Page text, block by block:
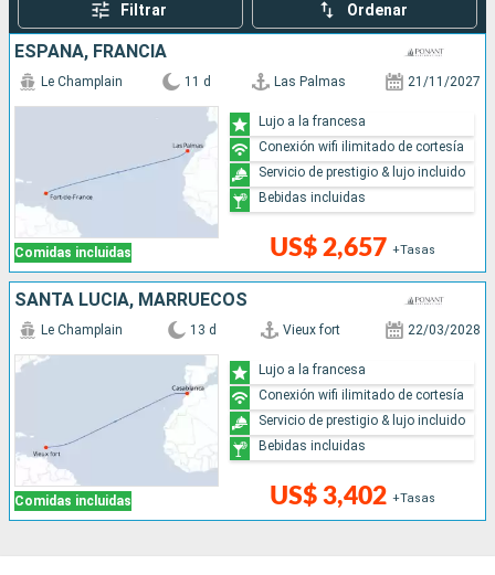
Filtrar Ordenar
ESPAÑA, FRANCIA
Comidas incluidas
Le Champlain 11 d Las Palmas 21/11/2027
US$ 2,657 +Tasas
Lujo a la francesa
Conexión wifi ilimitado de cortesía
Servicio de prestigio & lujo incluido
Bebidas incluidas
SANTA LUCIA, MARRUECOS
Comidas incluidas
Le Champlain 13 d Vieux fort 22/03/2028
US$ 3,402 +Tasas
Lujo a la francesa
Conexión wifi ilimitado de cortesía
Servicio de prestigio & lujo incluido
Bebidas incluidas